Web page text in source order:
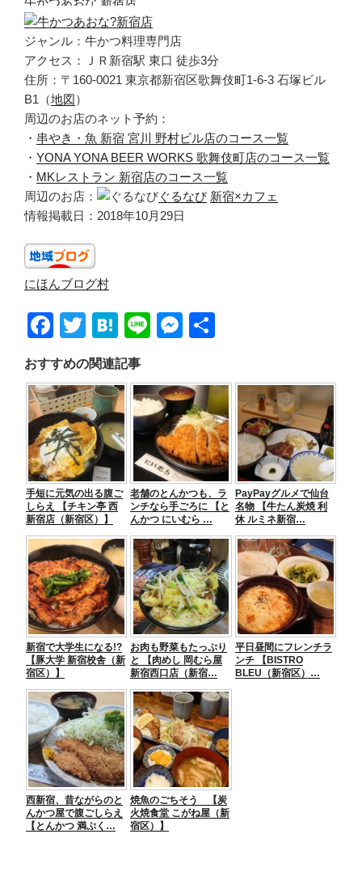
ジャンル：牛かつ料理専門店
アクセス：ＪＲ新宿駅 東口 徒歩3分
住所：〒160-0021 東京都新宿区歌舞伎町1-6-3 石塚ビル
B1（地図）
周辺のお店のネット予約：
・ 串やき・魚 新宿 宮川 野村ビル店のコース一覧
・ YONA YONA BEER WORKS 歌舞伎町店のコース一覧
・ MKレストラン 新宿店のコース一覧
周辺のお店：
ぐるなび 新宿×カフェ
情報掲載日：2018年10月29日
にほんブログ村
F
a
c
e
b
o
o
k
T
wi
tt
er
H
at
e
n
a
Li
e
M
ss
e
n
g
er
おすすめの関連記事
手短に元気の出る腹ご
しらえ 【チキン亭 西
新宿店（新宿区）】
老舗のとんかつも、ラ
ンチなら手ごろに 【と
んかつ にいむら …
PayPayグルメで仙台
名物 【牛たん炭焼 利
休 ルミネ新宿…
新宿で大学生になる!?
【豚大学 新宿校舎（新
宿区）】
お肉も野菜もたっぷり
と 【肉めし 岡むら屋
新宿西口店（新宿…
平日昼間にフレンチラ
ンチ 【BISTRO
BLEU（新宿区）…
西新宿、昔ながらのと
んかつ屋で腹ごしらえ
【とんかつ 満ぷく…
焼魚のごちそう 【炭
火焼食堂 こがね屋（新
宿区）】